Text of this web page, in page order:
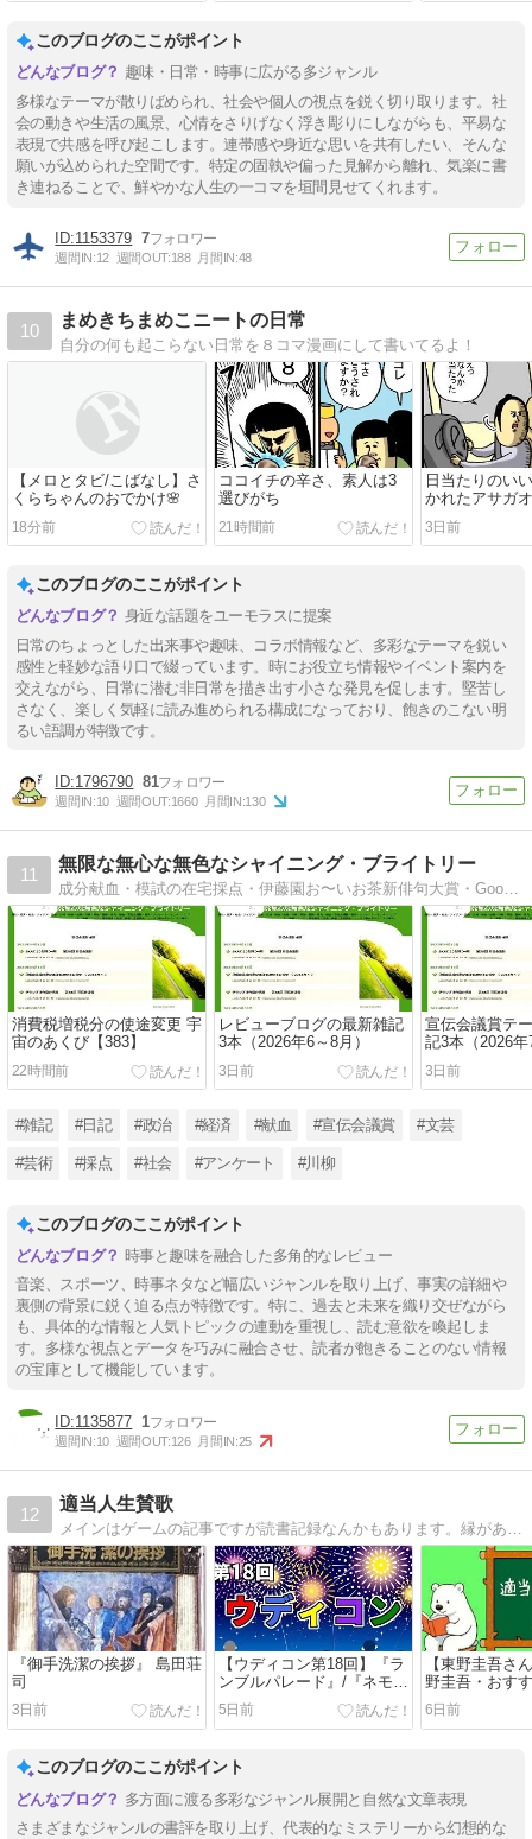
このブログのここがポイント
趣味・日常・時事に広がる多ジャンル
多様なテーマが散りばめられ、社会や個人の視点を鋭く切り取ります。社
会の動きや生活の風景、心情をさりげなく浮き彫りにしながらも、平易な
表現で共感を呼び起こします。連帯感や身近な思いを共有したい、そんな
願いが込められた空間です。特定の固執や偏った見解から離れ、気楽に書
き連ねることで、鮮やかな人生の一コマを垣間見せてくれます。
1153379 7
週間IN:12 週間OUT:188 月間IN:48
10
まめきちまめこニートの日常
自分の何も起こらない日常を８コマ漫画にして書いてるよ！
【メロとタビ/こばなし】さ
くらちゃんのおでかけ🌸
18分前
ココイチの辛さ、素人は3
選びがち
21時間前
日当たりのい
かれたアサガオ
3日前
このブログのここがポイント
身近な話題をユーモラスに提案
日常のちょっとした出来事や趣味、コラボ情報など、多彩なテーマを鋭い
感性と軽妙な語り口で綴っています。時にお役立ち情報やイベント案内を
交えながら、日常に潜む非日常を描き出す小さな発見を促します。堅苦し
さなく、楽しく気軽に読み進められる構成になっており、飽きのこない明
るい語調が特徴です。
1796790 81
週間IN:10 週間OUT:1660 月間IN:130
11
無限な無心な無色なシャイニング・ブライトリー
成分献血・模試の在宅採点・伊藤園お〜いお茶新俳句大賞・Google AdSense・宣伝会議賞など・・・ネガ根がポジティブな雑記。
消費税増税分の使途変更 宇
宙のあくび【383】
22時間前
レビューブログの最新雑記
3本（2026年6～8月）
3日前
宣伝会議賞テ
記3本（2026
3日前
#雑記 #日記 #政治 #経済 #献血 #宣伝会議賞 #文芸
#芸術 #採点 #社会 #アンケート #川柳
このブログのここがポイント
時事と趣味を融合した多角的なレビュー
音楽、スポーツ、時事ネタなど幅広いジャンルを取り上げ、事実の詳細や
裏側の背景に鋭く迫る点が特徴です。特に、過去と未来を織り交ぜながら
も、具体的な情報と人気トピックの連動を重視し、読む意欲を喚起しま
す。多様な視点とデータを巧みに融合させ、読者が飽きることのない情報
の宝庫として機能しています。
1135877 1
週間IN:10 週間OUT:126 月間IN:25
12
適当人生賛歌
『御手洗潔の挨拶』 島田荘
司
3日前
【ウディコン第18回】『ラ
ンブルパレード』/『ネモリ
アール』/『グリーンフェア
リーの緑化活動』/『ゆりか
ごは遡る』/『ワルロッチの
町』
5日前
【東野圭吾さ
野圭吾・おす
【実は全部オ
6日前
このブログのここがポイント
多方面に渡る多彩なジャンル展開と自然な文章表現
さまざまなジャンルの書評を取り上げ、代表的なミステリーから幻想的な